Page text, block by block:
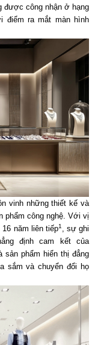
được công nhận ở hạng
điểm ra mắt màn hình
vinh những thiết kế và
phẩm công nghệ. Với vị
năm liên tiếp1
, sự ghi
định cam kết của
sản phẩm hiển thị đẳng
sắm và chuyển đổi họ